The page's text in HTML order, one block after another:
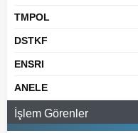
TMPOL
DSTKF
ENSRI
ANELE
İşlem Görenler